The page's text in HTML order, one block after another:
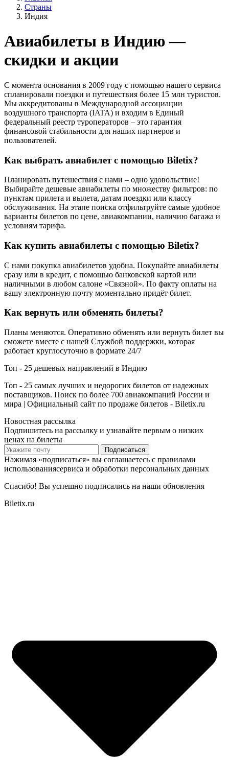
Страны
Индия
Авиабилеты в Индию —
скидки и акции
С момента основания в 2009 году с помощью нашего сервиса
спланировали поездки и путешествия более 15 млн туристов.
Мы аккредитованы в Международной ассоциации
воздушного транспорта (IATA) и входим в Единый
федеральный реестр туроператоров – это гарантия
финансовой стабильности для наших партнеров и
пользователей.
Как выбрать авиабилет с помощью Biletix?
Планировать путешествия с нами – одно удовольствие!
Выбирайте дешевые авиабилеты по множеству фильтров: по
пунктам прилета и вылета, датам поездки или классу
обслуживания. На этапе поиска отфильтруйте самые удобное
варианты билетов по цене, авиакомпании, наличию багажа и
условиям тарифа.
Как купить авиабилеты с помощью Biletix?
С нами покупка авиабилетов удобна. Покупайте авиабилеты
сразу или в кредит, с помощью банковской картой или
наличными в любом салоне «Связной». По факту оплаты на
вашу электронную почту моментально придёт билет.
Как вернуть или обменять билеты?
Планы меняются. Оперативно обменять или вернуть билет вы
сможете вместе с нашей Службой поддержки, которая
работает круглосуточно в формате 24/7
Топ - 25 дешевых направлений в Индию
Топ - 25 самых лучших и недорогих билетов от надежных
поставщиков. Поиск по более 700 авиакомпаний России и
мира | Официальный сайт по продаже билетов - Biletix.ru
Новостная рассылка
Подпишитесь на рассылку и узнавайте первым о низких
ценах на билеты
Подписаться
Нажимая «подписаться» вы соглашаетесь с правилами
использованиясервиса и обработки персональных данных
Спасибо! Вы успешно подписались на наши обновления
Biletix.ru